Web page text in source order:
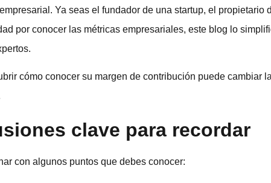
Ya seas el fundador de una startup, el propietario
por conocer las métricas empresariales, este blog lo
cómo conocer su margen de contribución puede cambiar
clave para recordar
con algunos puntos que debes conocer: